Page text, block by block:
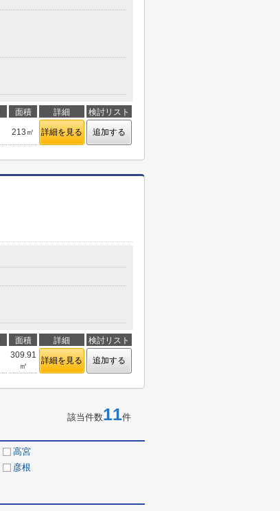
面積 詳細 検討リスト
213㎡ 詳細を見る 追加する
面積 詳細 検討リスト
309.91
㎡
詳細を見る 追加する
該当件数11件
高宮
彦根